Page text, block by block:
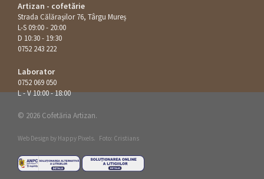
Artizan - cofetărie
Strada Călăraşilor 76, Târgu Mureș
L-S 09:00 - 20:00
D 10:30 - 19:30
0752 243 222
Laborator
0752 069 050
L - V 10:00 - 18:00
© 2026 Cofetăria Artizan.
Web Design by Happy Pixels. Foto: Cristians